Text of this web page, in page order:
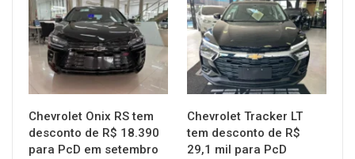
MUNDO AUTOMOTIVO
Chevrolet Onix RS tem
desconto de R$ 18.390
para PcD em setembro
MUNDO AUTOMOTIVO
Chevrolet Tracker LT
tem desconto de R$
29,1 mil para PcD